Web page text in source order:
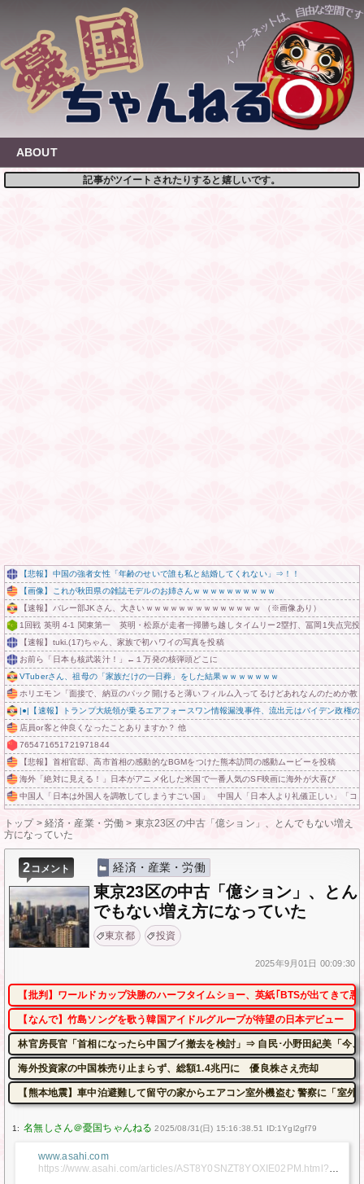
content
ABOUT
記事がツイートされたりすると嬉しいです。
【悲報】中国の強者女性「年齢のせいで誰も私と結婚してくれない」⇒！！
【画像】これが秋田県の雑誌モデルのお姉さんｗｗｗｗｗｗｗｗｗｗ
【速報】バレー部JKさん、大きいｗｗｗｗｗｗｗｗｗｗｗｗｗｗ （※画像あり）
1回戦 英明 4-1 関東第一 英明・松原が走者一掃勝ち越しタイムリー2塁打、冨岡1失点完投
【速報】tuki.(17)ちゃん、家族で初ハワイの写真を投稿
お前ら「日本も核武装汁！」←１万発の核弾頭どこに
VTuberさん、祖母の「家族だけの一日葬」をした結果ｗｗｗｗｗｗｗ
ホリエモン「面接で、納豆のパック開けると薄いフィルム入ってるけどあれなんのためか教
|●|【速報】トランプ大統領が乗るエアフォースワン情報漏洩事件、流出元はバイデン政権
店員or客と仲良くなったことありますか？ 他
765471651721971844
【悲報】首相官邸、高市首相の感動的なBGMをつけた熊本訪問の感動ムービーを投稿
海外「絶対に見える！」日本がアニメ化した米国で一番人気のSF映画に海外が大喜び
中国人「日本は外国人を調教してしまうすごい国」 中国人「日本人より礼儀正しい」「コ
トップ> 経済・産業・労働 > 東京23区の中古「億ション」、とんでもない増え
方になっていた
2コメント 経済・産業・労働
東京23区の中古「億ション」、とん
でもない増え方になっていた
東京都 投資
2025年9月01日 00:09:30
【批判】ワールドカップ決勝のハーフタイムショー、英紙｢BTSが出てきて悪
【なんで】竹島ソングを歌う韓国アイドルグループが待望の日本デビュー
林官房長官「首相になったら中国ブイ撤去を検討」⇒ 自民･小野田紀美「今
海外投資家の中国株売り止まらず、総額1.4兆円に 優良株さえ売却
【熊本地震】車中泊避難して留守の家からエアコン室外機盗む 警察に「室
1: 2025/08/31(日) 15:16:38.51 ID:1Ygl2gf79
www.asahi.com
https://www.asahi.com/articles/AST8Y0SNZT8YOXIE02PM.html?